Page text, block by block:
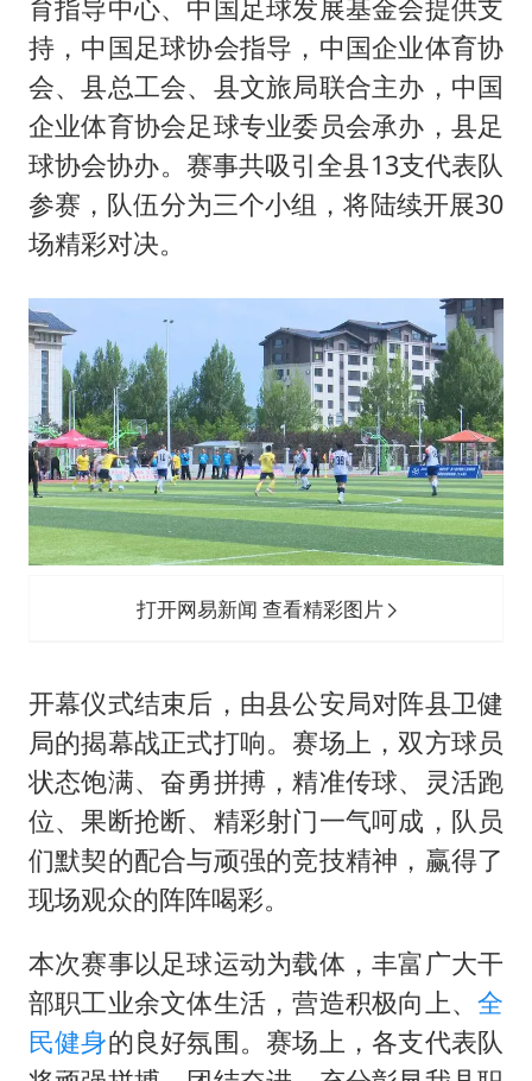
育指导中心、中国足球发展基金会提供支
持，中国足球协会指导，中国企业体育协
会、县总工会、县文旅局联合主办，中国
企业体育协会足球专业委员会承办，县足
球协会协办。赛事共吸引全县13支代表队
参赛，队伍分为三个小组，将陆续开展30
场精彩对决。
打开网易新闻 查看精彩图片
开幕仪式结束后，由县公安局对阵县卫健
局的揭幕战正式打响。赛场上，双方球员
状态饱满、奋勇拼搏，精准传球、灵活跑
位、果断抢断、精彩射门一气呵成，队员
们默契的配合与顽强的竞技精神，赢得了
现场观众的阵阵喝彩。
本次赛事以足球运动为载体，丰富广大干
部职工业余文体生活，营造积极向上、全
民健身的良好氛围。赛场上，各支代表队